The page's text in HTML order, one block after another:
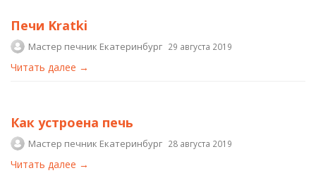
Печи Kratki
Мастер печник Екатеринбург 29 августа 2019
Читать далее →
Как устроена печь
Мастер печник Екатеринбург 28 августа 2019
Читать далее →